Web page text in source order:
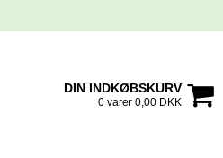
DIN INDKØBSKURV
0 varer 0,00 DKK